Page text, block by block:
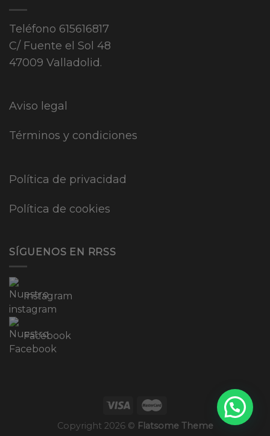
Teléfono 615616817
C/ Fuente el Sol 48
47009 Valladolid.
Aviso legal
Términos y condiciones
Política de privacidad
Política de cookies
SÍGUENOS EN RRSS
Instagram
Facebook
Copyright 2026 © Flatsome Theme